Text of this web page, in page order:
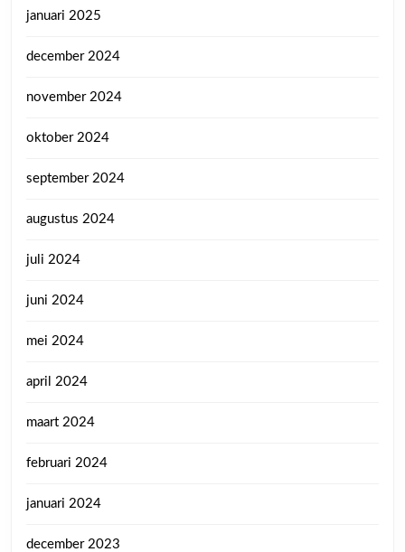
januari 2025
december 2024
november 2024
oktober 2024
september 2024
augustus 2024
juli 2024
juni 2024
mei 2024
april 2024
maart 2024
februari 2024
januari 2024
december 2023